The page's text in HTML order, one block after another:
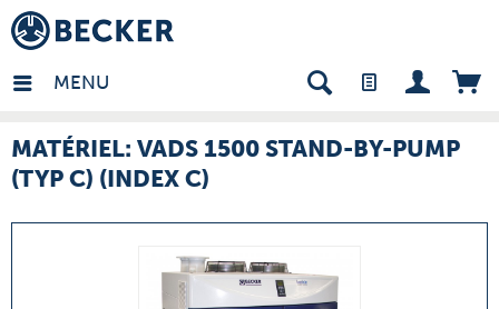
MENU
- FR
MATÉRIEL: VADS 1500 STAND-BY-PUMP
(TYP C) (INDEX C)